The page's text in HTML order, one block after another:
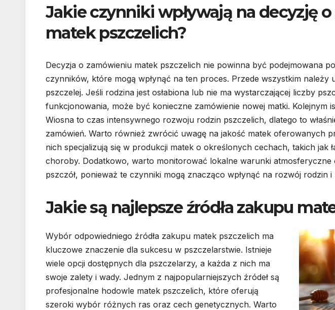
Jakie czynniki wpływają na decyzję
matek pszczelich?
Decyzja o zamówieniu matek pszczelich nie powinna być podejmowana
czynników, które mogą wpłynąć na ten proces. Przede wszystkim należy
pszczelej. Jeśli rodzina jest osłabiona lub nie ma wystarczającej liczby
funkcjonowania, może być konieczne zamówienie nowej matki. Kolejnym
Wiosna to czas intensywnego rozwoju rodzin pszczelich, dlatego to
zamówień. Warto również zwrócić uwagę na jakość matek oferowanych
nich specjalizują się w produkcji matek o określonych cechach, takich jak
choroby. Dodatkowo, warto monitorować lokalne warunki
pszczół, ponieważ te czynniki mogą znacząco wpłynąć na rozwój rodzin
Jakie są najlepsze źródła zakupu
Wybór odpowiedniego źródła zakupu matek pszczelich ma
kluczowe znaczenie dla sukcesu w pszczelarstwie. Istnieje
wiele opcji dostępnych dla pszczelarzy, a każda z nich ma
swoje zalety i wady. Jednym z najpopularniejszych źródeł są
profesjonalne hodowle matek pszczelich, które oferują
szeroki wybór różnych ras oraz cech genetycznych. Warto